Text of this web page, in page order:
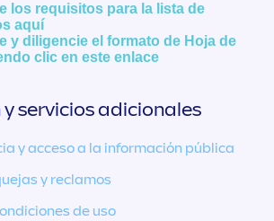
los requisitos para la lista de
aquí
y diligencie el formato de Hoja de
clic en este enlace
servicios adicionales
y acceso a la información pública
y reclamos
de uso